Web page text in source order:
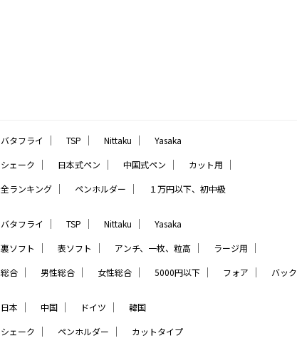
バタフライ ｜ TSP ｜ Nittaku ｜ Yasaka
シェーク ｜ 日本式ペン ｜ 中国式ペン ｜ カット用 ｜
全ランキング ｜ ペンホルダー ｜ １万円以下、初中級
バタフライ ｜ TSP ｜ Nittaku ｜ Yasaka
裏ソフト ｜ 表ソフト ｜ アンチ、一枚、粒高 ｜ ラージ用 ｜
総合 ｜ 男性総合 ｜ 女性総合 ｜ 5000円以下 ｜ フォア ｜ バック
日本 ｜ 中国 ｜ ドイツ ｜ 韓国
シェーク ｜ ペンホルダー ｜ カットタイプ